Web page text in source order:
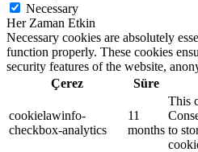
Necessary
Her Zaman Etkin
Necessary cookies are absolutely
function properly. These cookies
security features of the website,
Çerez
Süre
cookielawinfo-
checkbox-analytics
11
months
This
to